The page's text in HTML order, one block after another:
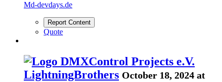
Md-devdays.de
Report Content
Quote
LightningBrothers October 18, 2024 at